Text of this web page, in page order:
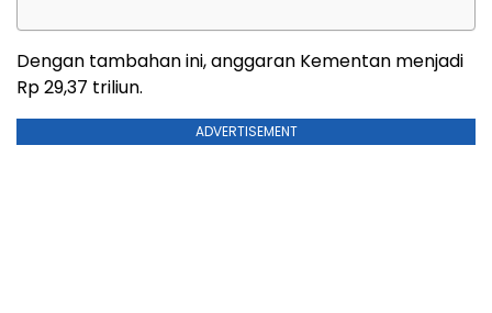
Dengan tambahan ini, anggaran Kementan menjadi
Rp 29,37 triliun.
ADVERTISEMENT